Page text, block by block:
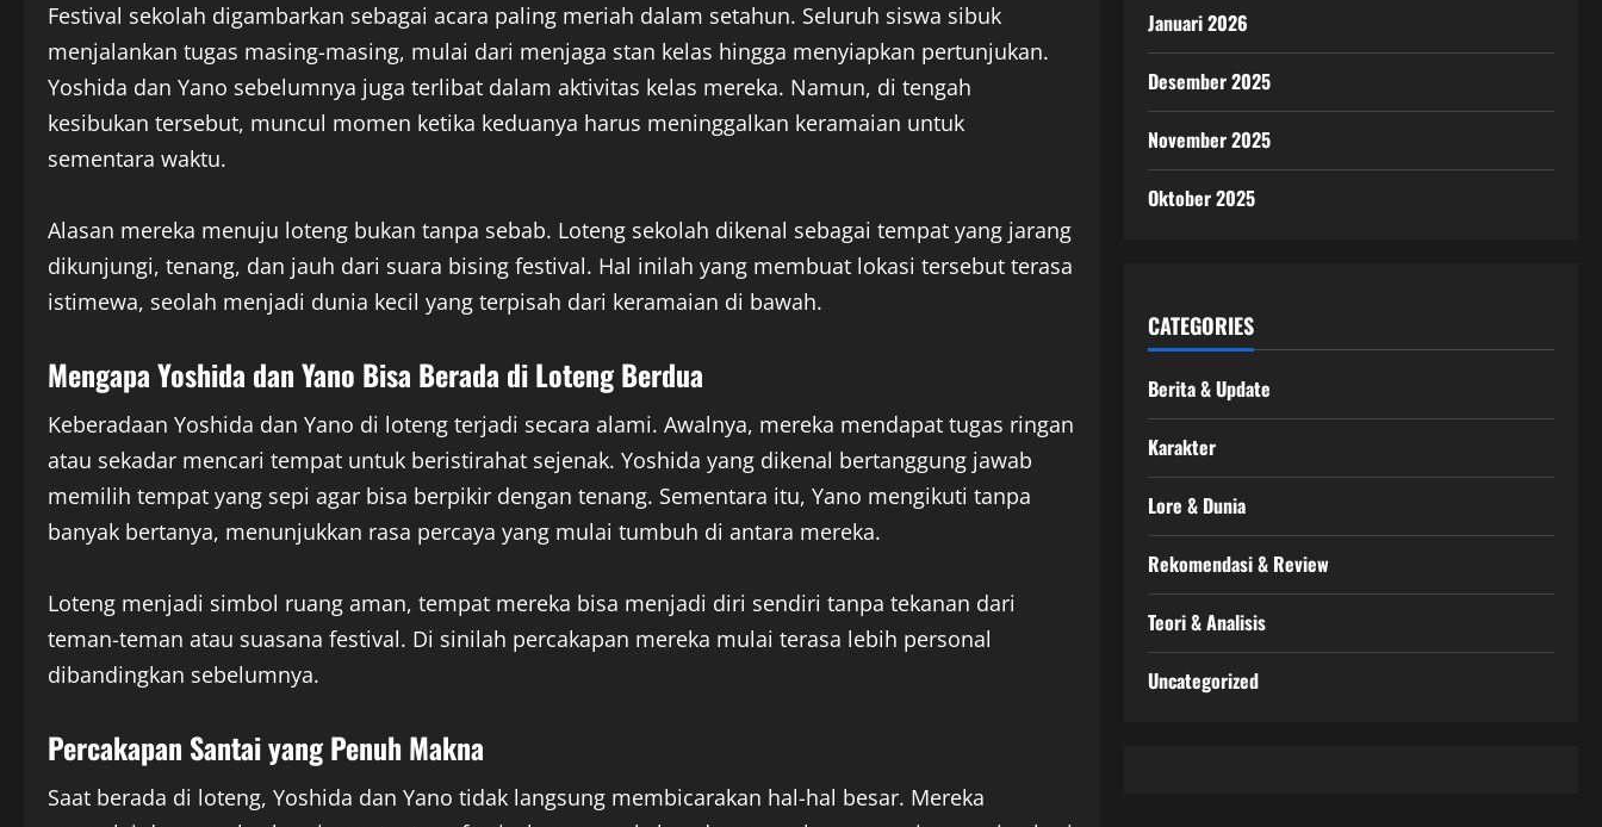
Festival sekolah digambarkan sebagai acara paling meriah dalam setahun. Seluruh siswa sibuk
menjalankan tugas masing-masing, mulai dari menjaga stan kelas hingga menyiapkan pertunjukan.
Yoshida dan Yano sebelumnya juga terlibat dalam aktivitas kelas mereka. Namun, di tengah
kesibukan tersebut, muncul momen ketika keduanya harus meninggalkan keramaian untuk
sementara waktu.
Alasan mereka menuju loteng bukan tanpa sebab. Loteng sekolah dikenal sebagai tempat yang jarang
dikunjungi, tenang, dan jauh dari suara bising festival. Hal inilah yang membuat lokasi tersebut terasa
istimewa, seolah menjadi dunia kecil yang terpisah dari keramaian di bawah.
Mengapa Yoshida dan Yano Bisa Berada di Loteng Berdua
Keberadaan Yoshida dan Yano di loteng terjadi secara alami. Awalnya, mereka mendapat tugas ringan
atau sekadar mencari tempat untuk beristirahat sejenak. Yoshida yang dikenal bertanggung jawab
memilih tempat yang sepi agar bisa berpikir dengan tenang. Sementara itu, Yano mengikuti tanpa
banyak bertanya, menunjukkan rasa percaya yang mulai tumbuh di antara mereka.
Loteng menjadi simbol ruang aman, tempat mereka bisa menjadi diri sendiri tanpa tekanan dari
teman-teman atau suasana festival. Di sinilah percakapan mereka mulai terasa lebih personal
dibandingkan sebelumnya.
Percakapan Santai yang Penuh Makna
Saat berada di loteng, Yoshida dan Yano tidak langsung membicarakan hal-hal besar. Mereka
Januari 2026
Desember 2025
November 2025
Oktober 2025
CATEGORIES
Berita & Update
Karakter
Lore & Dunia
Rekomendasi & Review
Teori & Analisis
Uncategorized